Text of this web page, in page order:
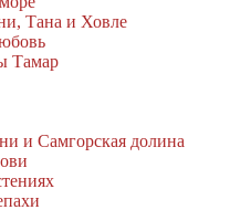
Тана и Ховле
Тамар
и Самгорская долина